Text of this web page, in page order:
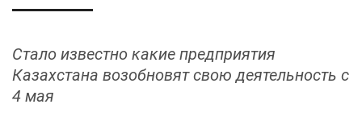
Стало известно какие предприятия
Казахстана возобновят свою деятельность с
4 мая